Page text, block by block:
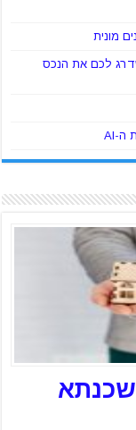
לכם את הנכס